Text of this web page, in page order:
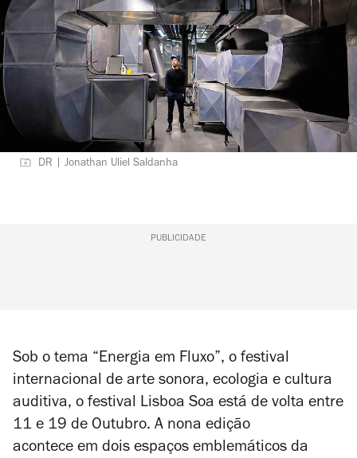
DR | Jonathan Uliel Saldanha
PUBLICIDADE
Sob o tema “Energia em Fluxo”, o festival
internacional de arte sonora, ecologia e cultura
auditiva, o festival Lisboa Soa está de volta entre
11 e 19 de Outubro. A nona edição
acontece em dois espaços emblemáticos da